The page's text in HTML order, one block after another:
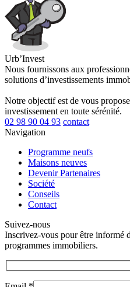
Urb’Invest
Nous fournissons aux
solutions d’investissements
Notre objectif est de vous
investissement en toute sérénité.
02 98 90 04 93 contact
Navigation
Programme neufs
Maisons neuves
Devenir Partenaires
Société
Conseils
Contact
Suivez-nous
Inscrivez-vous pour être informé
programmes immobiliers.